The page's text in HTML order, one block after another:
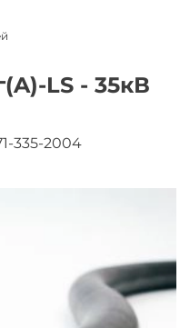
LS - 35кВ
335-2004